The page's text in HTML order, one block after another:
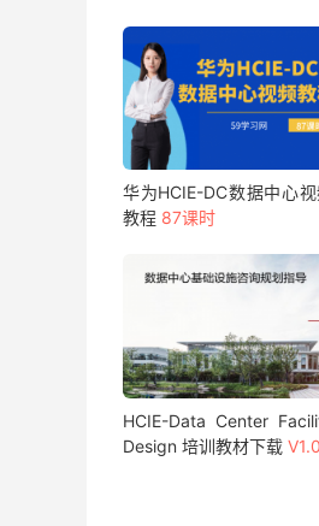
华为HCIE-DC数据中心
教程 87课时
HCIE-Data Center
Design 培训教材下载 V1.0